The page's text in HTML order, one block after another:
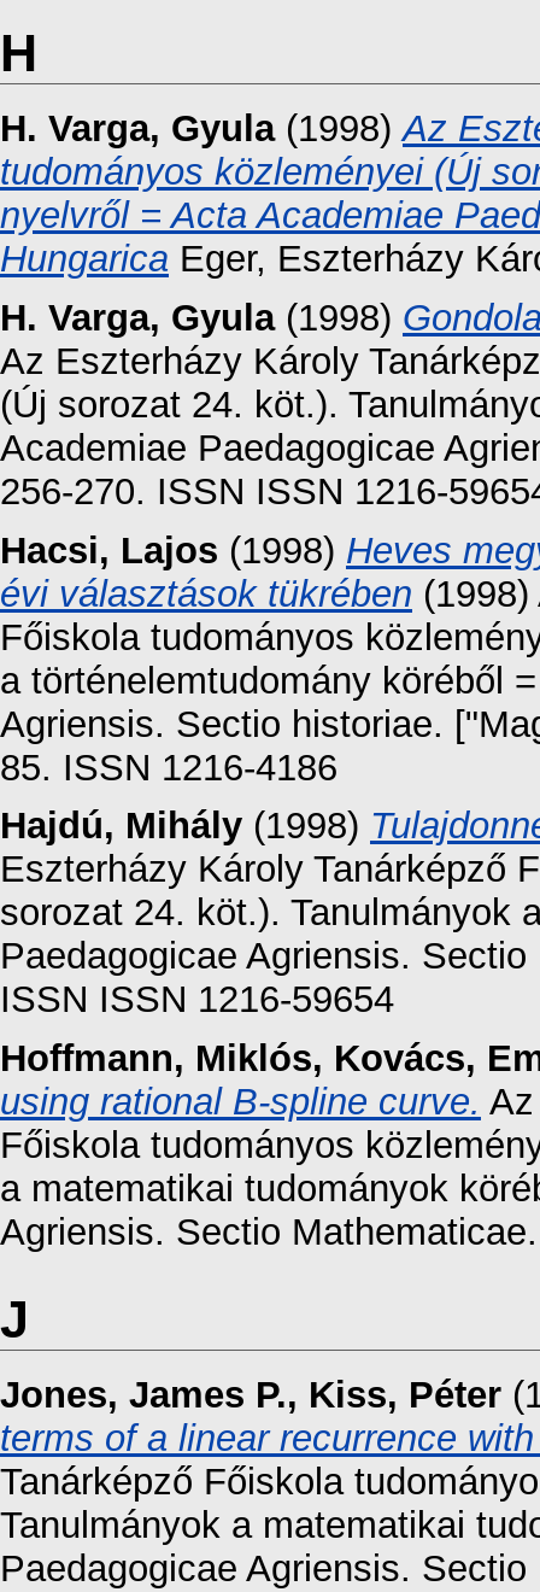
H
H. Varga, Gyula(1998)Az
tudományos közleményei (Új
nyelvről = Acta Academiae
Hungarica Eger, Eszterházy
H. Varga, Gyula(1998)
Az Eszterházy Károly
(Új sorozat 24. köt.).
Academiae Paedagogicae
256-270. ISSN ISSN 1216-
Hacsi, Lajos (1998) Heves
évi választások tükrében
Főiskola tudományos
a történelemtudomány köréből
Agriensis. Sectio historiae.
85. ISSN 1216-4186
Hajdú, Mihály (1998)
Eszterházy Károly Tanárképző
sorozat 24. köt.). Tanulmányok
Paedagogicae Agriensis.
ISSN ISSN 1216-59654
Hoffmann, Miklós, Kovács,
using rational B-spline curve.
Főiskola tudományos
a matematikai tudományok
Agriensis. Sectio
J
Jones, James P., Kiss, Péter
terms of a linear recurrence
Tanárképző Főiskola
Tanulmányok a matematikai
Paedagogicae Agriensis.